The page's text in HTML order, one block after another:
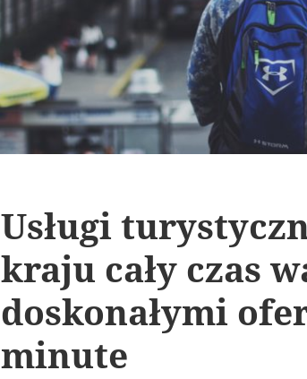
Usługi
kraju cały czas
doskonałymi
minute